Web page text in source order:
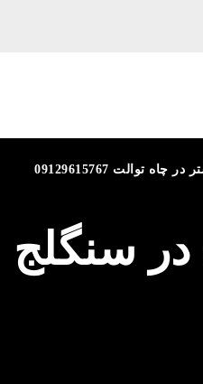
چاه توالت 09129615767
در سنگلج